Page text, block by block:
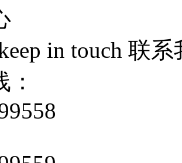
in touch 联系